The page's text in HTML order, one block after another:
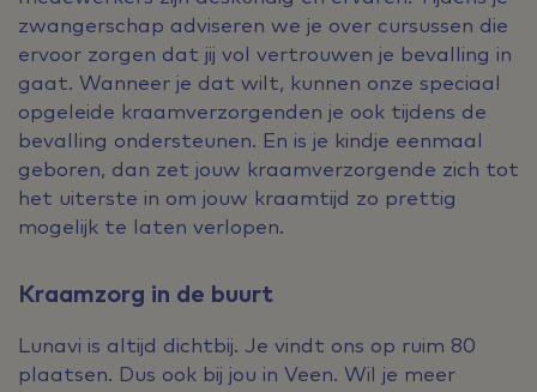
zwangerschap adviseren we je over cursussen die
ervoor zorgen dat jij vol vertrouwen je bevalling in
gaat. Wanneer je dat wilt, kunnen onze speciaal
opgeleide kraamverzorgenden je ook tijdens de
bevalling ondersteunen. En is je kindje eenmaal
geboren, dan zet jouw kraamverzorgende zich tot
het uiterste in om jouw kraamtijd zo prettig
mogelijk te laten verlopen.
Kraamzorg in de buurt
Lunavi is altijd dichtbij. Je vindt ons op ruim 80
plaatsen. Dus ook bij jou in Veen. Wil je meer